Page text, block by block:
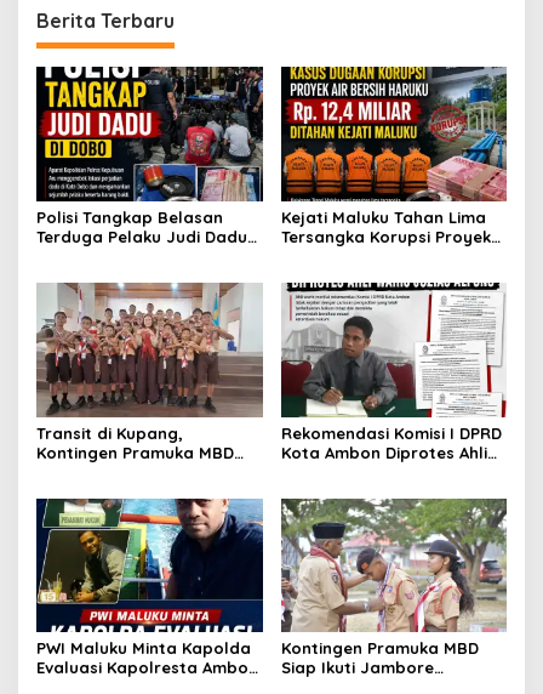
Berita Terbaru
Polisi Tangkap Belasan
Terduga Pelaku Judi Dadu
Selisih Barang Bukti
Kejati Maluku Tahan Lima
Tersangka Korupsi Proyek
Transit di Kupang,
Kontingen Pramuka MBD
Wali Kota
Rekomendasi Komisi I DPRD
Kota Ambon Diprotes Ahli
PWI Maluku Minta Kapolda
Evaluasi Kapolresta Ambon
Kontingen Pramuka MBD
Siap Ikuti Jambore